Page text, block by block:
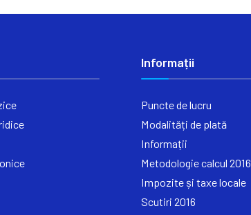
Informații
Puncte de lucru
Modalități de plată
Informații
Metodologie calcul 2016
Impozite și taxe locale
Scutiri 2016